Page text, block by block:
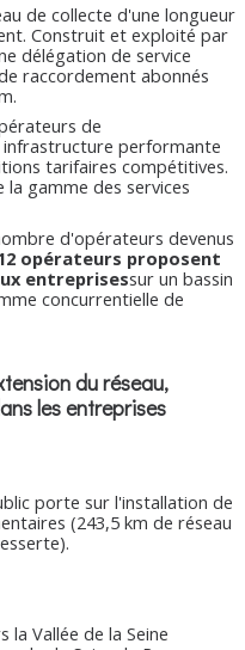
de collecte d'une longueur
Construit et exploité par
délégation de service
raccordement abonnés
de
performante
tarifaires compétitives.
gamme des services
d'opérateurs devenus
opérateurs proposent
entreprisessur un bassin
concurrentielle de
du réseau,
les entreprises
porte sur l'installation de
(243,5 km de réseau
Vallée de la Seine